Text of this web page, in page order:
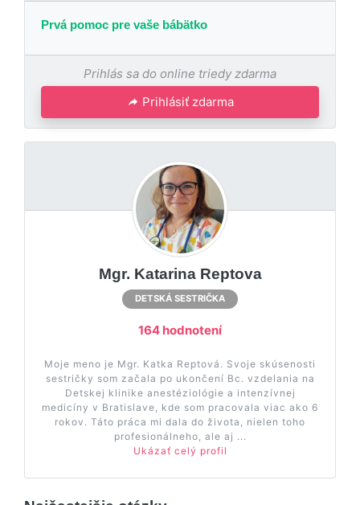
Prvá pomoc pre vaše bábätko
Prihlás sa do online triedy zdarma
Prihlásiť zdarma
Mgr. Katarina Reptova
DETSKÁ SESTRIČKA
164 hodnotení
Moje meno je Mgr. Katka Reptová. Svoje skúsenosti
sestričky som začala po ukončení Bc. vzdelania na
Detskej klinike anestéziológie a intenzívnej
medicíny v Bratislave, kde som pracovala viac ako 6
rokov. Táto práca mi dala do života, nielen toho
profesionálneho, ale aj ...
Ukázať celý profil